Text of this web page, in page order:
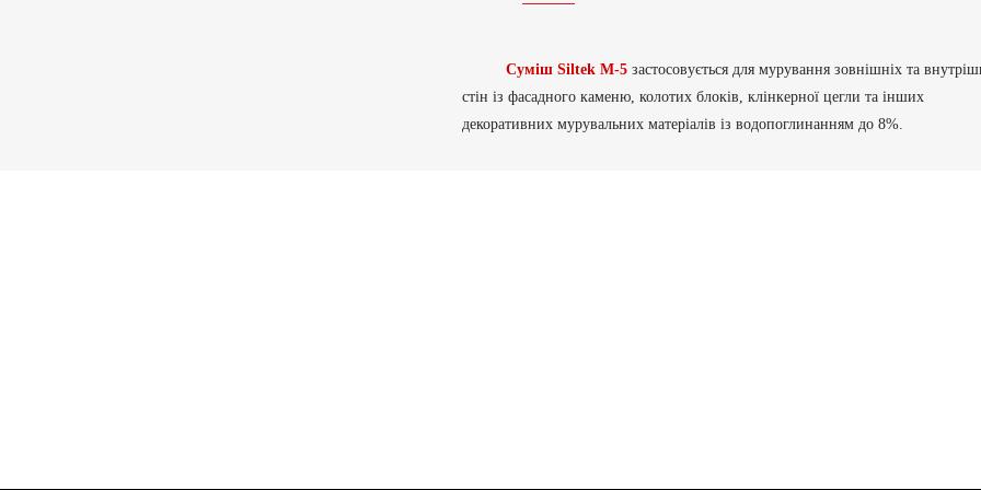
Суміш Siltek М-5 застосовується для мурування зовнішніх та
стін із фасадного каменю, колотих блоків, клінкерної цегли та інших
декоративних мурувальних матеріалів із водопоглинанням до 8%.